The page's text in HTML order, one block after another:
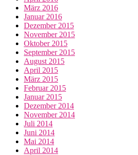
März 2016
Januar 2016
Dezember 2015
November 2015
Oktober 2015
September 2015
August 2015
April 2015
März 2015
Februar 2015
Januar 2015
Dezember 2014
November 2014
Juli 2014
Juni 2014
Mai 2014
April 2014